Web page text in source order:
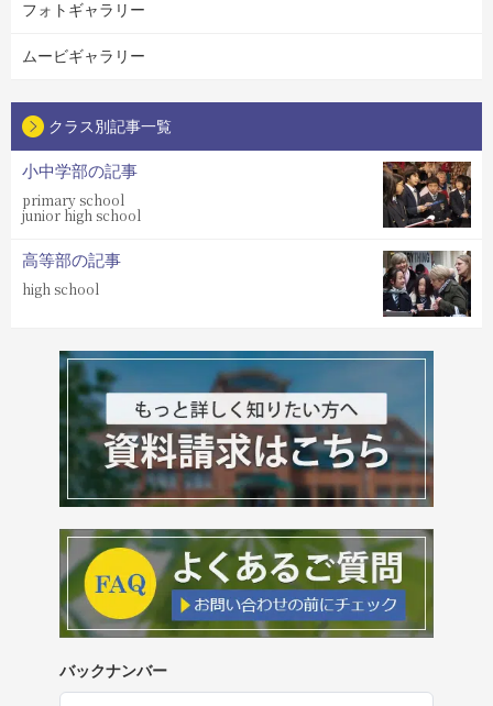
フォトギャラリー
ムービギャラリー
クラス別記事一覧
小中学部の記事
primary school
junior high school
高等部の記事
high school
バックナンバー